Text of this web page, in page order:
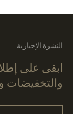
النشرة الإخبارية
ابقى على
والتخفيضات